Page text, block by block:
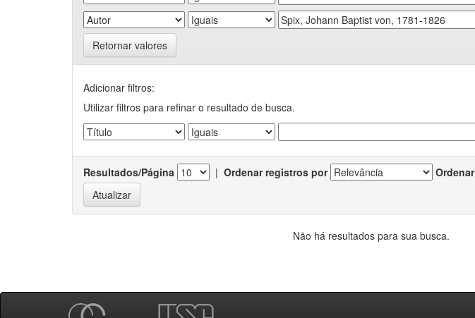
Retornar valores
Adicionar filtros:
Utilizar filtros para refinar o resultado de busca.
Resultados/Página | Ordenar registros por Ordenar
Não há resultados para sua busca.